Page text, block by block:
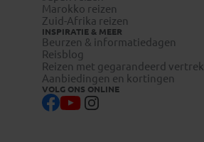
Marokko reizen
Zuid-Afrika reizen
INSPIRATIE & MEER
Beurzen & informatiedagen
Reisblog
Reizen met gegarandeerd vertrek
Aanbiedingen en kortingen
VOLG ONS ONLINE